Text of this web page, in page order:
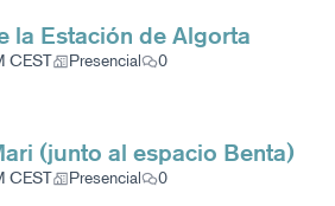
la Estación de Algorta
CEST Presencial 0
(junto al espacio Benta)
CEST Presencial 0